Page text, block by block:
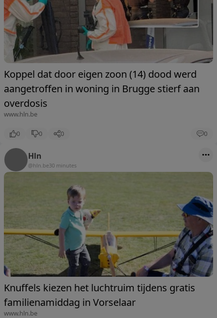
Koppel dat door eigen zoon (14) dood werd
aangetroffen in woning in Brugge stierf aan
overdosis
www.hln.be
0 0 0 0
Hln
@hln.be30 minutes
Knuffels kiezen het luchtruim tijdens gratis
familienamiddag in Vorselaar
www.hln.be